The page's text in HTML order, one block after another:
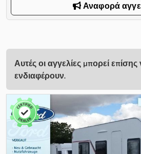
Αναφορά
Αυτές οι αγγελίες μπορεί
ενδιαφέρουν.